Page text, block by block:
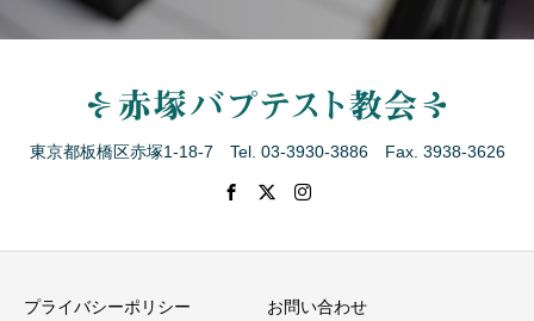
東京都板橋区赤塚1-18-7 Tel. 03-3930-3886 Fax. 3938-3626
プライバシーポリシー お問い合わせ